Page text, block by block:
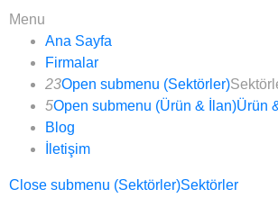
Menu
Ana Sayfa
Firmalar
23Open submenu (Sektörler)
5Open submenu (Ürün & İlan)Ürün
Blog
İletişim
Close submenu (Sektörler)Sektörler